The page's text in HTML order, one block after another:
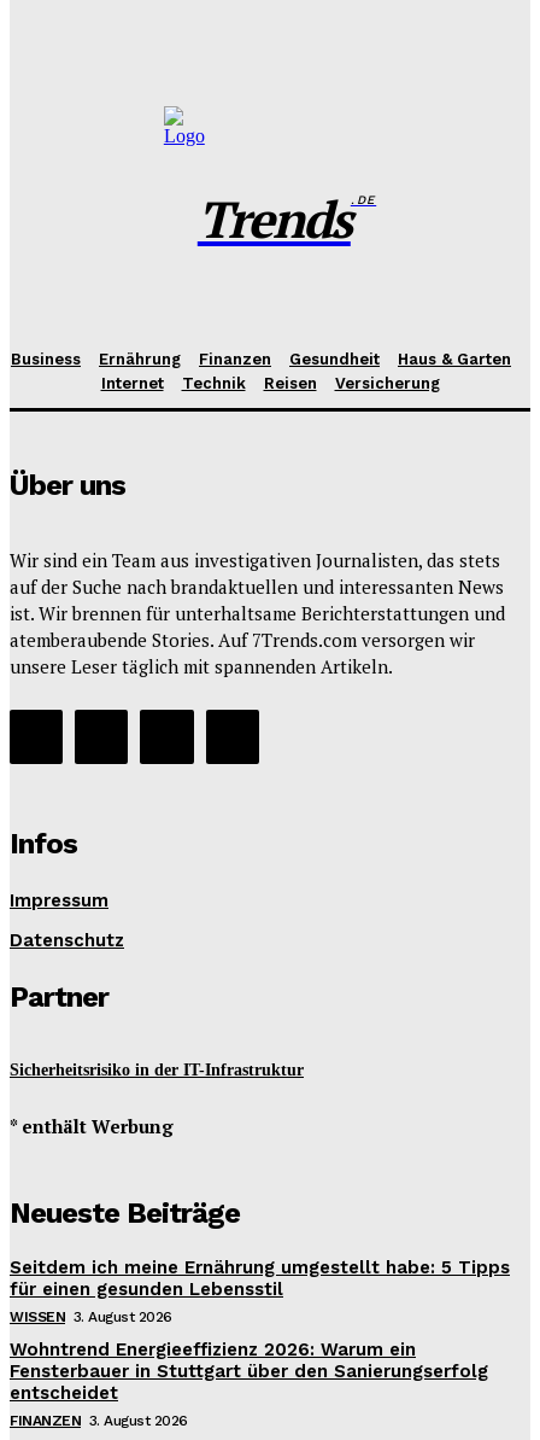
Trends.DE
Business Ernährung Finanzen Gesundheit
Haus & Garten
Internet
Technik Reisen Versicherung
Über uns
Wir sind ein Team aus investigativen Journalisten, das stets
auf der Suche nach brandaktuellen und interessanten News
ist. Wir brennen für unterhaltsame Berichterstattungen und
atemberaubende Stories. Auf 7Trends.com versorgen wir
unsere Leser täglich mit spannenden Artikeln.
Infos
Impressum
Datenschutz
Partner
Sicherheitsrisiko in der IT-Infrastruktur
* enthält Werbung
Neueste Beiträge
Seitdem ich meine Ernährung umgestellt habe: 5 Tipps
für einen gesunden Lebensstil
WISSEN 3. August 2026
Wohntrend Energieeffizienz 2026: Warum ein
Fensterbauer in Stuttgart über den Sanierungserfolg
entscheidet
FINANZEN 3. August 2026